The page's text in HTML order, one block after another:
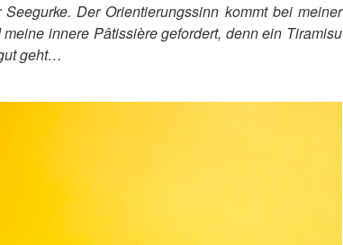
Der Orientierungssinn kommt bei meiner
innere Pâtissière gefordert, denn ein Tiramisu
geht…